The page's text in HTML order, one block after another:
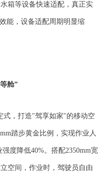
箱等设备快速适配，真正实
能，设备适配周期明显缩
舱”
式，打造"驾享如家"的移动空
踏步黄金比例，实现作业人
度降低40%。搭配2350mm宽
空间，作业时，驾驶员自由